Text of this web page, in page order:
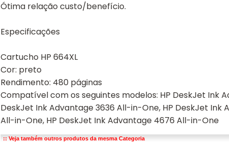
Ótima relação custo/benefício.
Especificações
Cartucho HP 664XL
Cor: preto
Rendimento: 480 páginas
Compatível com os seguintes modelos: HP DeskJet Ink
DeskJet Ink Advantage 3636 All-in-One, HP DeskJet
All-in-One, HP DeskJet Ink Advantage 4676 All-in-One
:: Veja também outros produtos da mesma Categoria